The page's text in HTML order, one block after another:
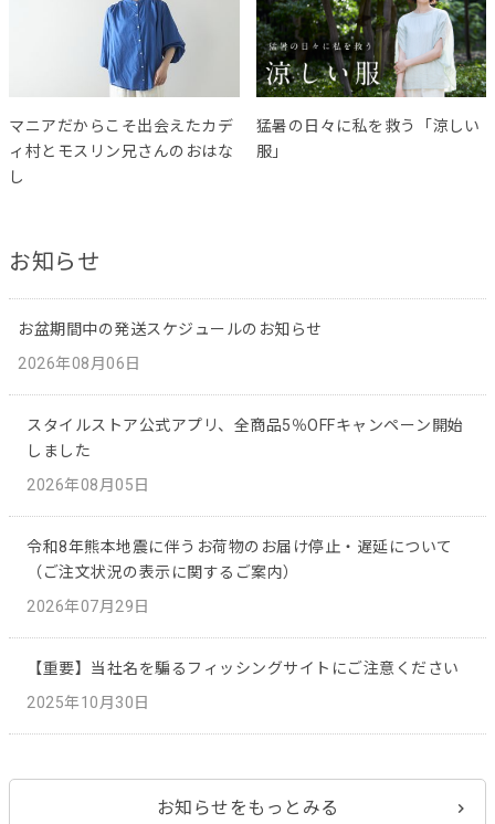
マニアだからこそ出会えたカデ
ィ村とモスリン兄さんのおはな
し
猛暑の日々に私を救う「涼しい
服」
お知らせ
お盆期間中の発送スケジュールのお知らせ
2026年08月06日
スタイルストア公式アプリ、全商品5％OFFキャンペーン開始
しました
2026年08月05日
令和8年熊本地震に伴うお荷物のお届け停止・遅延について
（ご注文状況の表示に関するご案内）
2026年07月29日
【重要】当社名を騙るフィッシングサイトにご注意ください
2025年10月30日
お知らせをもっとみる